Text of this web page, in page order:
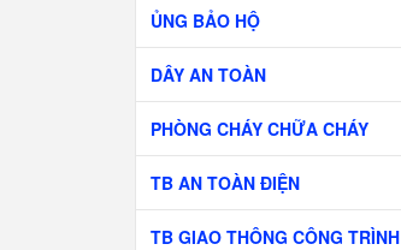
ỦNG BẢO HỘ
DÂY AN TOÀN
PHÒNG CHÁY CHỮA CHÁY
TB AN TOÀN ĐIỆN
TB GIAO THÔNG CÔNG TRÌNH